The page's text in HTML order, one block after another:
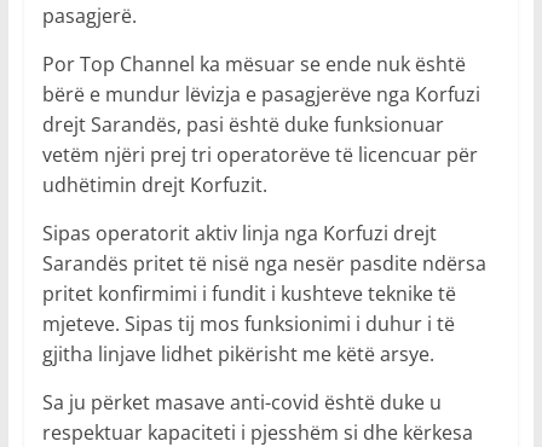
pasagjerë.
Por Top Channel ka mësuar se ende nuk është
bërë e mundur lëvizja e pasagjerëve nga Korfuzi
drejt Sarandës, pasi është duke funksionuar
vetëm njëri prej tri operatorëve të licencuar për
udhëtimin drejt Korfuzit.
Sipas operatorit aktiv linja nga Korfuzi drejt
Sarandës pritet të nisë nga nesër pasdite ndërsa
pritet konfirmimi i fundit i kushteve teknike të
mjeteve. Sipas tij mos funksionimi i duhur i të
gjitha linjave lidhet pikërisht me këtë arsye.
Sa ju përket masave anti-covid është duke u
respektuar kapaciteti i pjesshëm si dhe kërkesa